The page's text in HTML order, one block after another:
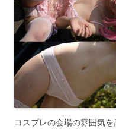
コスプレの会場の雰囲気